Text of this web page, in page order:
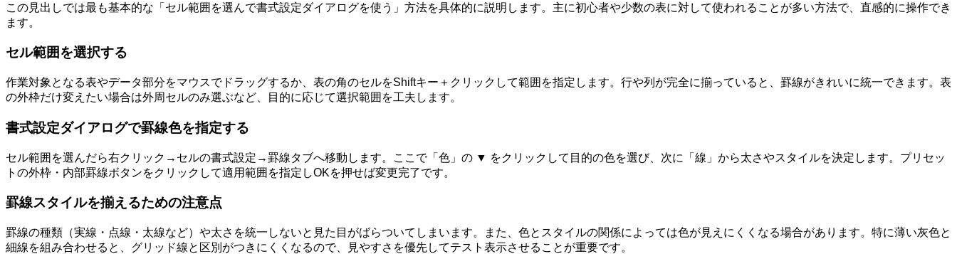
この見出しでは最も基本的な「セル範囲を選んで書式設定ダイアログを使う」方法を具体的に説明します。主に初心者や少数の表に対して使われることが多い方法で、直感的に操作でき
ます。
セル範囲を選択する
作業対象となる表やデータ部分をマウスでドラッグするか、表の角のセルをShiftキー＋クリックして範囲を指定します。行や列が完全に揃っていると、罫線がきれいに統一できます。表
の外枠だけ変えたい場合は外周セルのみ選ぶなど、目的に応じて選択範囲を工夫します。
書式設定ダイアログで罫線色を指定する
セル範囲を選んだら右クリック→セルの書式設定→罫線タブへ移動します。ここで「色」の ▼ をクリックして目的の色を選び、次に「線」から太さやスタイルを決定します。プリセッ
トの外枠・内部罫線ボタンをクリックして適用範囲を指定しOKを押せば変更完了です。
罫線スタイルを揃えるための注意点
罫線の種類（実線・点線・太線など）や太さを統一しないと見た目がばらついてしまいます。また、色とスタイルの関係によっては色が見えにくくなる場合があります。特に薄い灰色と
細線を組み合わせると、グリッド線と区別がつきにくくなるので、見やすさを優先してテスト表示させることが重要です。